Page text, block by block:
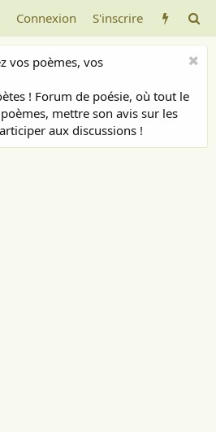
Connexion S'inscrire
vos poèmes, vos
! Forum de poésie, où tout le
mettre son avis sur les
aux discussions !